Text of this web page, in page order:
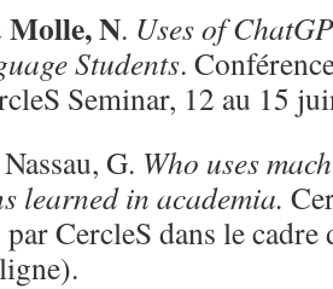
Molle, N. Uses of
Students.
Seminar, 12 au 15
G. Who uses
learned in academia.
CercleS dans le cadre